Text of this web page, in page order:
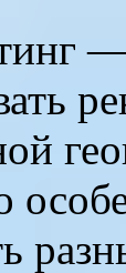
—